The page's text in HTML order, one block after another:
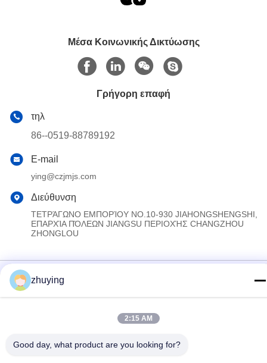
Μέσα Κοινωνικής Δικτύωσης
Γρήγορη επαφή
τηλ
86--0519-88789192
E-mail
ying@czjmjs.com
Διεύθυνση
ΤΕΤΡΆΓΩΝΟ ΕΜΠΟΡΊΟΥ NO.10-930 JIAHONGSHENGSHI,
ΕΠΑΡΧΊΑ ΠΌΛΕΩΝ JIANGSU ΠΕΡΙΟΧΉΣ CHANGZHOU
ZHONGLOU
Κίνα Καλό Ποιότητα Μεγάλα πιό δροσερά πακέτα πάγου
Co.,ltd Όλα. Όλα τα δικαιώματα διατηρούνται.
zhuying
2:15 AM
Good day, what product are you looking for?